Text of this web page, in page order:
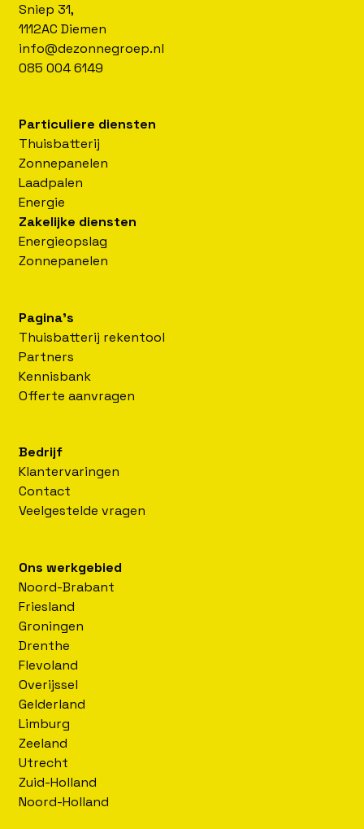
Sniep 31,
1112AC Diemen
info@dezonnegroep.nl
085 004 6149
Particuliere diensten
Thuisbatterij
Zonnepanelen
Laadpalen
Energie
Zakelijke diensten
Energieopslag
Zonnepanelen
Pagina's
Thuisbatterij rekentool
Partners
Kennisbank
Offerte aanvragen
Bedrijf
Klantervaringen
Contact
Veelgestelde vragen
Ons werkgebied
Noord-Brabant
Friesland
Groningen
Drenthe
Flevoland
Overijssel
Gelderland
Limburg
Zeeland
Utrecht
Zuid-Holland
Noord-Holland